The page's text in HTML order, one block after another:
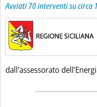
Avviati 70 interventi su circa
dall’assessorato